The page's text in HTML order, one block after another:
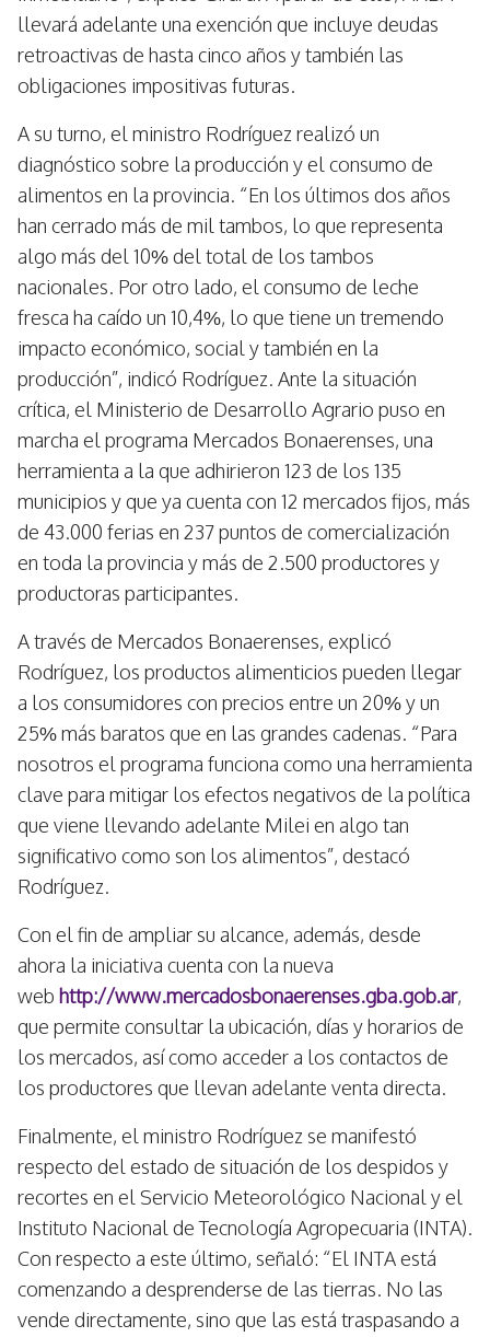
llevará adelante una exención que incluye deudas
retroactivas de hasta cinco años y también las
obligaciones impositivas futuras.
A su turno, el ministro Rodríguez realizó un
diagnóstico sobre la producción y el consumo de
alimentos en la provincia. “En los últimos dos años
han cerrado más de mil tambos, lo que representa
algo más del 10% del total de los tambos
nacionales. Por otro lado, el consumo de leche
fresca ha caído un 10,4%, lo que tiene un tremendo
impacto económico, social y también en la
producción”, indicó Rodríguez. Ante la situación
crítica, el Ministerio de Desarrollo Agrario puso en
marcha el programa Mercados Bonaerenses, una
herramienta a la que adhirieron 123 de los 135
municipios y que ya cuenta con 12 mercados fijos, más
de 43.000 ferias en 237 puntos de comercialización
en toda la provincia y más de 2.500 productores y
productoras participantes.
A través de Mercados Bonaerenses, explicó
Rodríguez, los productos alimenticios pueden llegar
a los consumidores con precios entre un 20% y un
25% más baratos que en las grandes cadenas. “Para
nosotros el programa funciona como una herramienta
clave para mitigar los efectos negativos de la política
que viene llevando adelante Milei en algo tan
significativo como son los alimentos”, destacó
Rodríguez.
Con el fin de ampliar su alcance, además, desde
ahora la iniciativa cuenta con la nueva
web http://www.mercadosbonaerenses.gba.gob.ar,
que permite consultar la ubicación, días y horarios de
los mercados, así como acceder a los contactos de
los productores que llevan adelante venta directa.
Finalmente, el ministro Rodríguez se manifestó
respecto del estado de situación de los despidos y
recortes en el Servicio Meteorológico Nacional y el
Instituto Nacional de Tecnología Agropecuaria (INTA).
Con respecto a este último, señaló: “El INTA está
comenzando a desprenderse de las tierras. No las
vende directamente, sino que las está traspasando a